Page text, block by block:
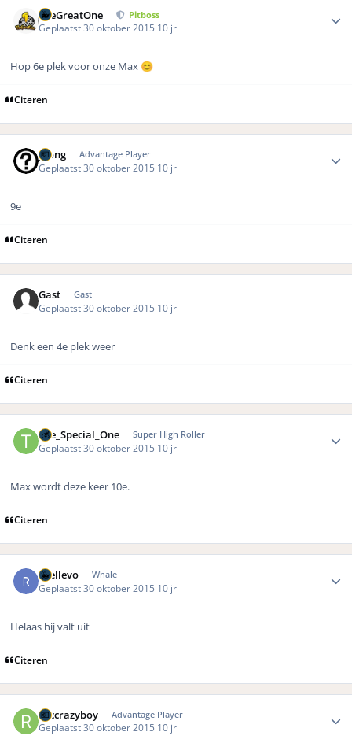
TheGreatOne Pitboss
Geplaatst 30 oktober 2015 10 jr
Hop 6e plek voor onze Max 😊
Citeren
pjong Advantage Player
Geplaatst 30 oktober 2015 10 jr
9e
Citeren
Gast Gast
Geplaatst 30 oktober 2015 10 jr
Denk een 4e plek weer
Citeren
The_Special_One Super High Roller
Geplaatst 30 oktober 2015 10 jr
Max wordt deze keer 10e.
Citeren
rhellevo Whale
Geplaatst 30 oktober 2015 10 jr
Helaas hij valt uit
Citeren
rbccrazyboy Advantage Player
Geplaatst30 oktober 2015 10 jr